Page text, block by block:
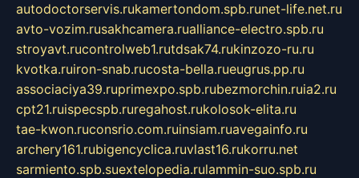
autodoctorservis.rukamertondom.spb.runet-life.net.ru
avto-vozim.rusakhcamera.rualliance-electro.spb.ru
stroyavt.rucontrolweb1.rutdsak74.rukinzozo-ru.ru
kvotka.ruiron-snab.rucosta-bella.rueugrus.pp.ru
associaciya39.ruprimexpo.spb.rubezmorchin.ruia2.ru
cpt21.ruispecspb.ruregahost.rukolosok-elita.ru
tae-kwon.ruconsrio.com.ruinsiam.ruavegainfo.ru
archery161.rubigencyclica.ruvlast16.rukorru.net
sarmiento.spb.suextelopedia.rulammin-suo.spb.ru